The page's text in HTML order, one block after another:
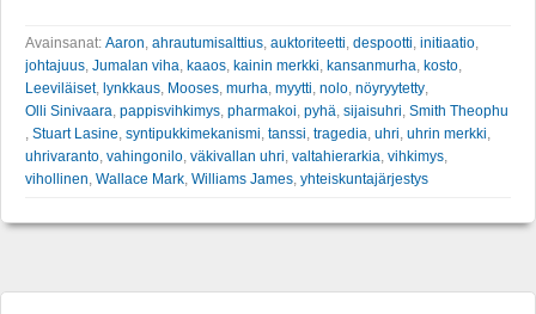
Avainsanat: Aaron ahrautumisalttius auktoriteetti despootti initiaatio
johtajuus Jumalan viha kaaos kainin merkki kansanmurha kosto
Leeviläiset, lynkkaus Mooses murha myytti nolo nöyryytetty
Olli Sinivaara pappisvihkimys pharmakoi pyhä sijaisuhri Smith Theophu
Stuart Lasine syntipukkimekanismi tanssi tragedia uhri uhrin merkki
uhrivaranto vahingonilo väkivallan uhri valtahierarkia vihkimys
vihollinen Wallace Mark Williams James yhteiskuntajärjestys